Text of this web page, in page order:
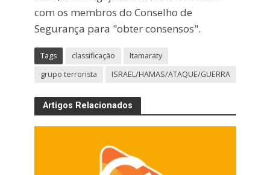
com os membros do Conselho de
Segurança para "obter consensos".
Tags classificação
Itamaraty
grupo terrorista
ISRAEL/HAMAS/ATAQUE/GUERRA
Artigos Relacionados